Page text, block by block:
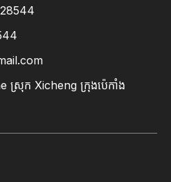
ស្រុក Xicheng ក្រុងប៉េកាំង